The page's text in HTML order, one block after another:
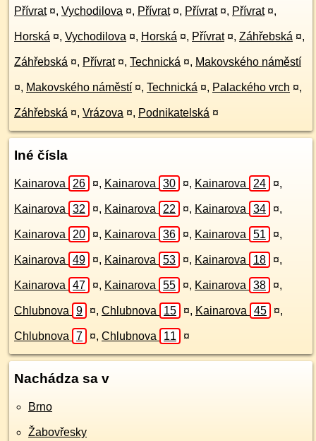
Přívrat ¤, Vychodilova ¤, Přívrat ¤, Přívrat ¤, Přívrat ¤,
Horská ¤, Vychodilova ¤, Horská ¤, Přívrat ¤, Záhřebská ¤,
Záhřebská ¤, Přívrat ¤, Technická ¤, Makovského náměstí
¤, Makovského náměstí ¤, Technická ¤, Palackého vrch ¤,
Záhřebská ¤, Vrázova ¤, Podnikatelská ¤
Iné čísla
Kainarova 26 ¤, Kainarova 30 ¤, Kainarova 24 ¤,
Kainarova 32 ¤, Kainarova 22 ¤, Kainarova 34 ¤,
Kainarova 20 ¤, Kainarova 36 ¤, Kainarova 51 ¤,
Kainarova 49 ¤, Kainarova 53 ¤, Kainarova 18 ¤,
Kainarova 47 ¤, Kainarova 55 ¤, Kainarova 38 ¤,
Chlubnova 9 ¤, Chlubnova 15 ¤, Kainarova 45 ¤,
Chlubnova 7 ¤, Chlubnova 11 ¤
Nachádza sa v
Brno
Žabovřesky